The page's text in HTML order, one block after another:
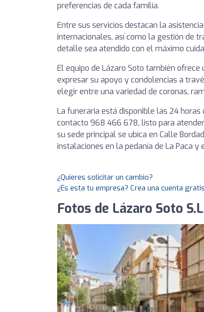
preferencias de cada familia.
Entre sus servicios destacan la
internacionales, así como la gestión de
detalle sea atendido con el máximo
El equipo de Lázaro Soto también ofrece
expresar su apoyo y condolencias a
elegir entre una variedad de coronas,
La funeraria está disponible las 24
contacto 968 466 678, listo para
su sede principal se ubica en Calle
instalaciones en la pedanía de La Paca y
¿Quieres solicitar un cambio?
¿Es esta tu empresa? Crea una cuenta
Fotos de Lázaro Soto